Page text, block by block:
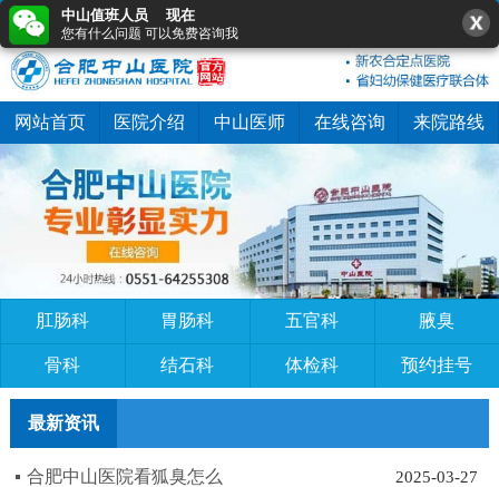
网站首页 医院介绍 中山医师 在线咨询 来院路线
肛肠科 胃肠科 五官科 腋臭
骨科 结石科 体检科 预约挂号
最新资讯
2025-03-27
合肥中山医院看狐臭怎么
0551-64255308